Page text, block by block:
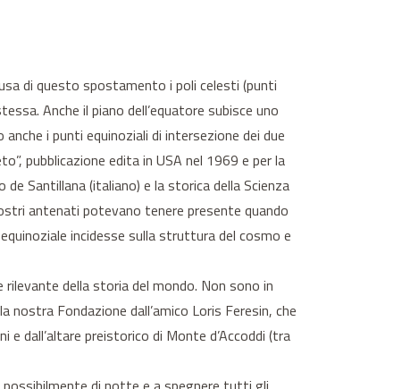
di questo spostamento i poli celesti (punti
Anche il piano dell’equatore subisce uno
i punti equinoziali di intersezione dei due
pubblicazione edita in USA nel 1969 e per la
Santillana (italiano) e la storica della Scienza
antenati potevano tenere presente quando
incidesse sulla struttura del cosmo e
della storia del mondo. Non sono in
Fondazione dall’amico Loris Feresin, che
e dall’altare preistorico di Monte d’Accoddi (tra